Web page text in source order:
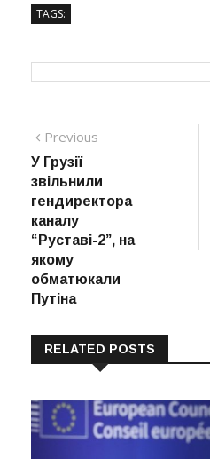
TAGS:
Навігація
записів
Previous
У Грузії
звільнили
гендиректора
каналу
“Руставі-2”, на
якому
обматюкали
Путіна
RELATED POSTS